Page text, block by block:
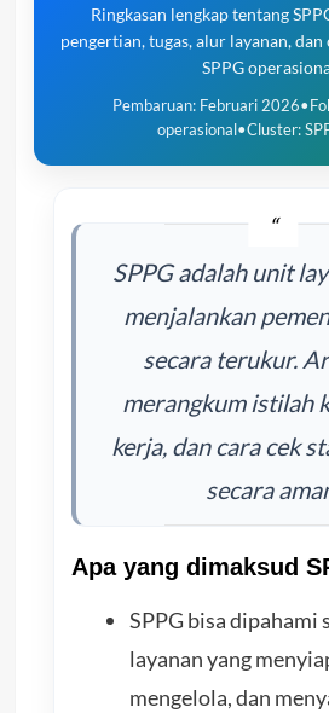
Ringkasan lengkap tentang
pengertian, tugas, alur layanan, dan
SPPG
Pembaruan: Februari
operasional•Cluster:
SPPG adalah unit
menjalankan
secara terukur.
merangkum istilah
kerja, dan cara cek
secara
Apa yang dimaksud
SPPG bisa dipahami
layanan yang
mengelola, dan